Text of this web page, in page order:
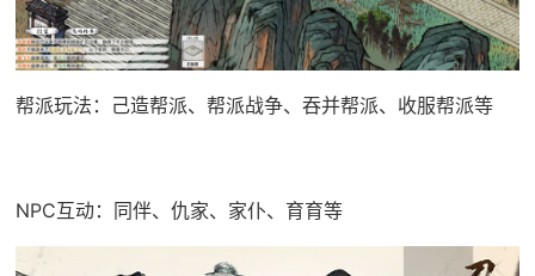
帮派玩法：己造帮派、帮派战争、吞并帮派、收服帮派等
NPC互动：同伴、仇家、家仆、育育等